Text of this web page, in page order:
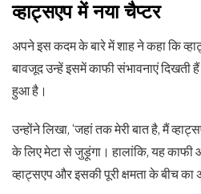
व्‍हाट्सएप में नया चैप्‍टर
अपने इस कदम के बारे में शाह ने कहा कि
बावजूद उन्हें इसमें काफी संभावनाएं दिखती
हुआ है।
उन्होंने लिखा, ‘जहां तक मेरी बात है, मैं
के लिए मेटा से जुड़ूंगा। हालांकि, यह
व्‍हाट्सएप और इसकी पूरी क्षमता के बीच का